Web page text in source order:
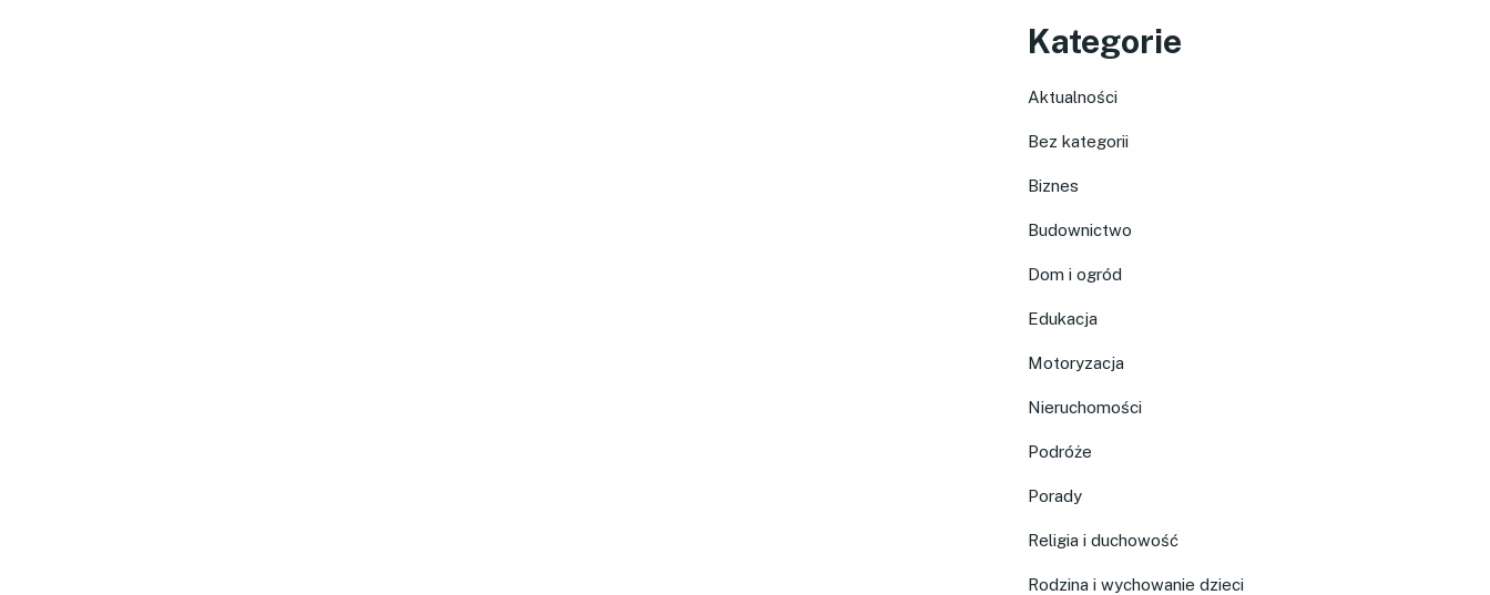
Kategorie
Aktualności
Bez kategorii
Biznes
Budownictwo
Dom i ogród
Edukacja
Motoryzacja
Nieruchomości
Podróże
Porady
Religia i duchowość
Rodzina i wychowanie dzieci